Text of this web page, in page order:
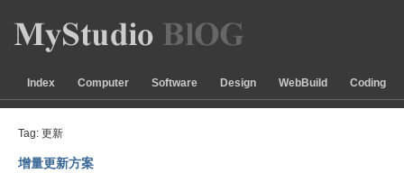
Index Computer Software Design WebBuild Coding
Tag: 更新
增量更新方案